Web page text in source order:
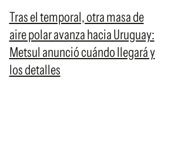
Tras el temporal, otra masa de
aire polar avanza hacia Uruguay:
Metsul anunció cuándo llegará y
los detalles